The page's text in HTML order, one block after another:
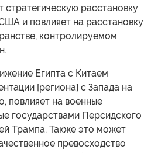
стратегическую расстановку
и повлияет на расстановку
контролируемом
Египта с Китаем
[региона] с Запада на
повлияет на военные
государствами Персидского
Трампа. Также это может
превосходство